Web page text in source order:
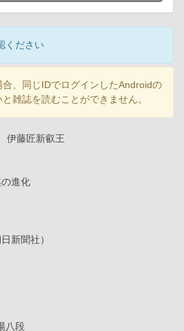
ください
、同じIDでログインしたAndroidの
雑誌を読むことができません。
藤匠新叡王
進化
新聞社）
八段